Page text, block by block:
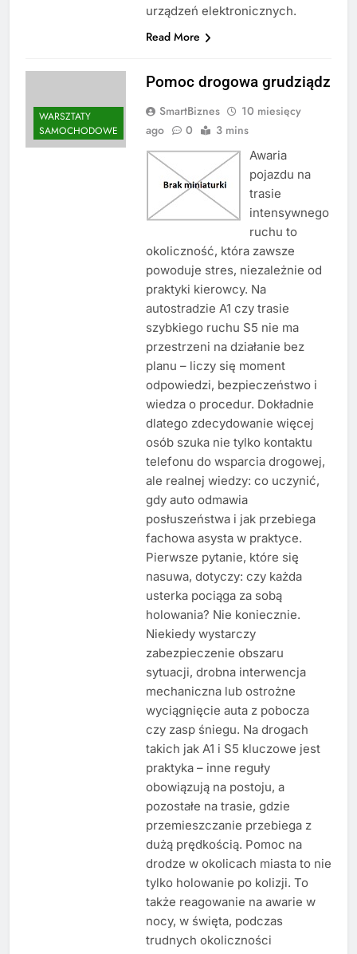
urządzeń elektronicznych.
Read More
WARSZTATY
SAMOCHODOWE
Pomoc drogowa grudziądz
SmartBiznes
10 miesięcy
ago
0 3 mins
Awaria
pojazdu na
trasie
intensywnego
ruchu to
okoliczność, która zawsze
powoduje stres, niezależnie od
praktyki kierowcy. Na
autostradzie A1 czy trasie
szybkiego ruchu S5 nie ma
przestrzeni na działanie bez
planu – liczy się moment
odpowiedzi, bezpieczeństwo i
wiedza o procedur. Dokładnie
dlatego zdecydowanie więcej
osób szuka nie tylko kontaktu
telefonu do wsparcia drogowej,
ale realnej wiedzy: co uczynić,
gdy auto odmawia
posłuszeństwa i jak przebiega
fachowa asysta w praktyce.
Pierwsze pytanie, które się
nasuwa, dotyczy: czy każda
usterka pociąga za sobą
holowania? Nie koniecznie.
Niekiedy wystarczy
zabezpieczenie obszaru
sytuacji, drobna interwencja
mechaniczna lub ostrożne
wyciągnięcie auta z pobocza
czy zasp śniegu. Na drogach
takich jak A1 i S5 kluczowe jest
praktyka – inne reguły
obowiązują na postoju, a
pozostałe na trasie, gdzie
przemieszczanie przebiega z
dużą prędkością. Pomoc na
drodze w okolicach miasta to nie
tylko holowanie po kolizji. To
także reagowanie na awarie w
nocy, w święta, podczas
trudnych okoliczności